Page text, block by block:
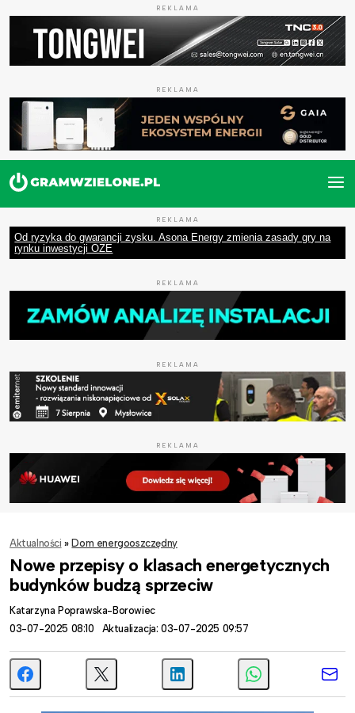
REKLAMA
REKLAMA
REKLAMA
Od ryzyka do gwarancji zysku. Asona Energy zmienia zasady gry na
rynku inwestycji OZE
REKLAMA
REKLAMA
REKLAMA
Aktualności » Dom energooszczędny
Nowe przepisy o klasach energetycznych
budynków budzą sprzeciw
Katarzyna Poprawska-Borowiec
03-07-2025 08:10
Aktualizacja: 03-07-2025 09:57